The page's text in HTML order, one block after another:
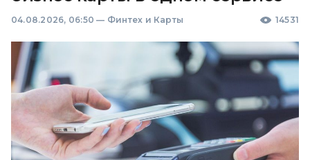
04.08.2026, 06:50 — Финтех и Карты 14531